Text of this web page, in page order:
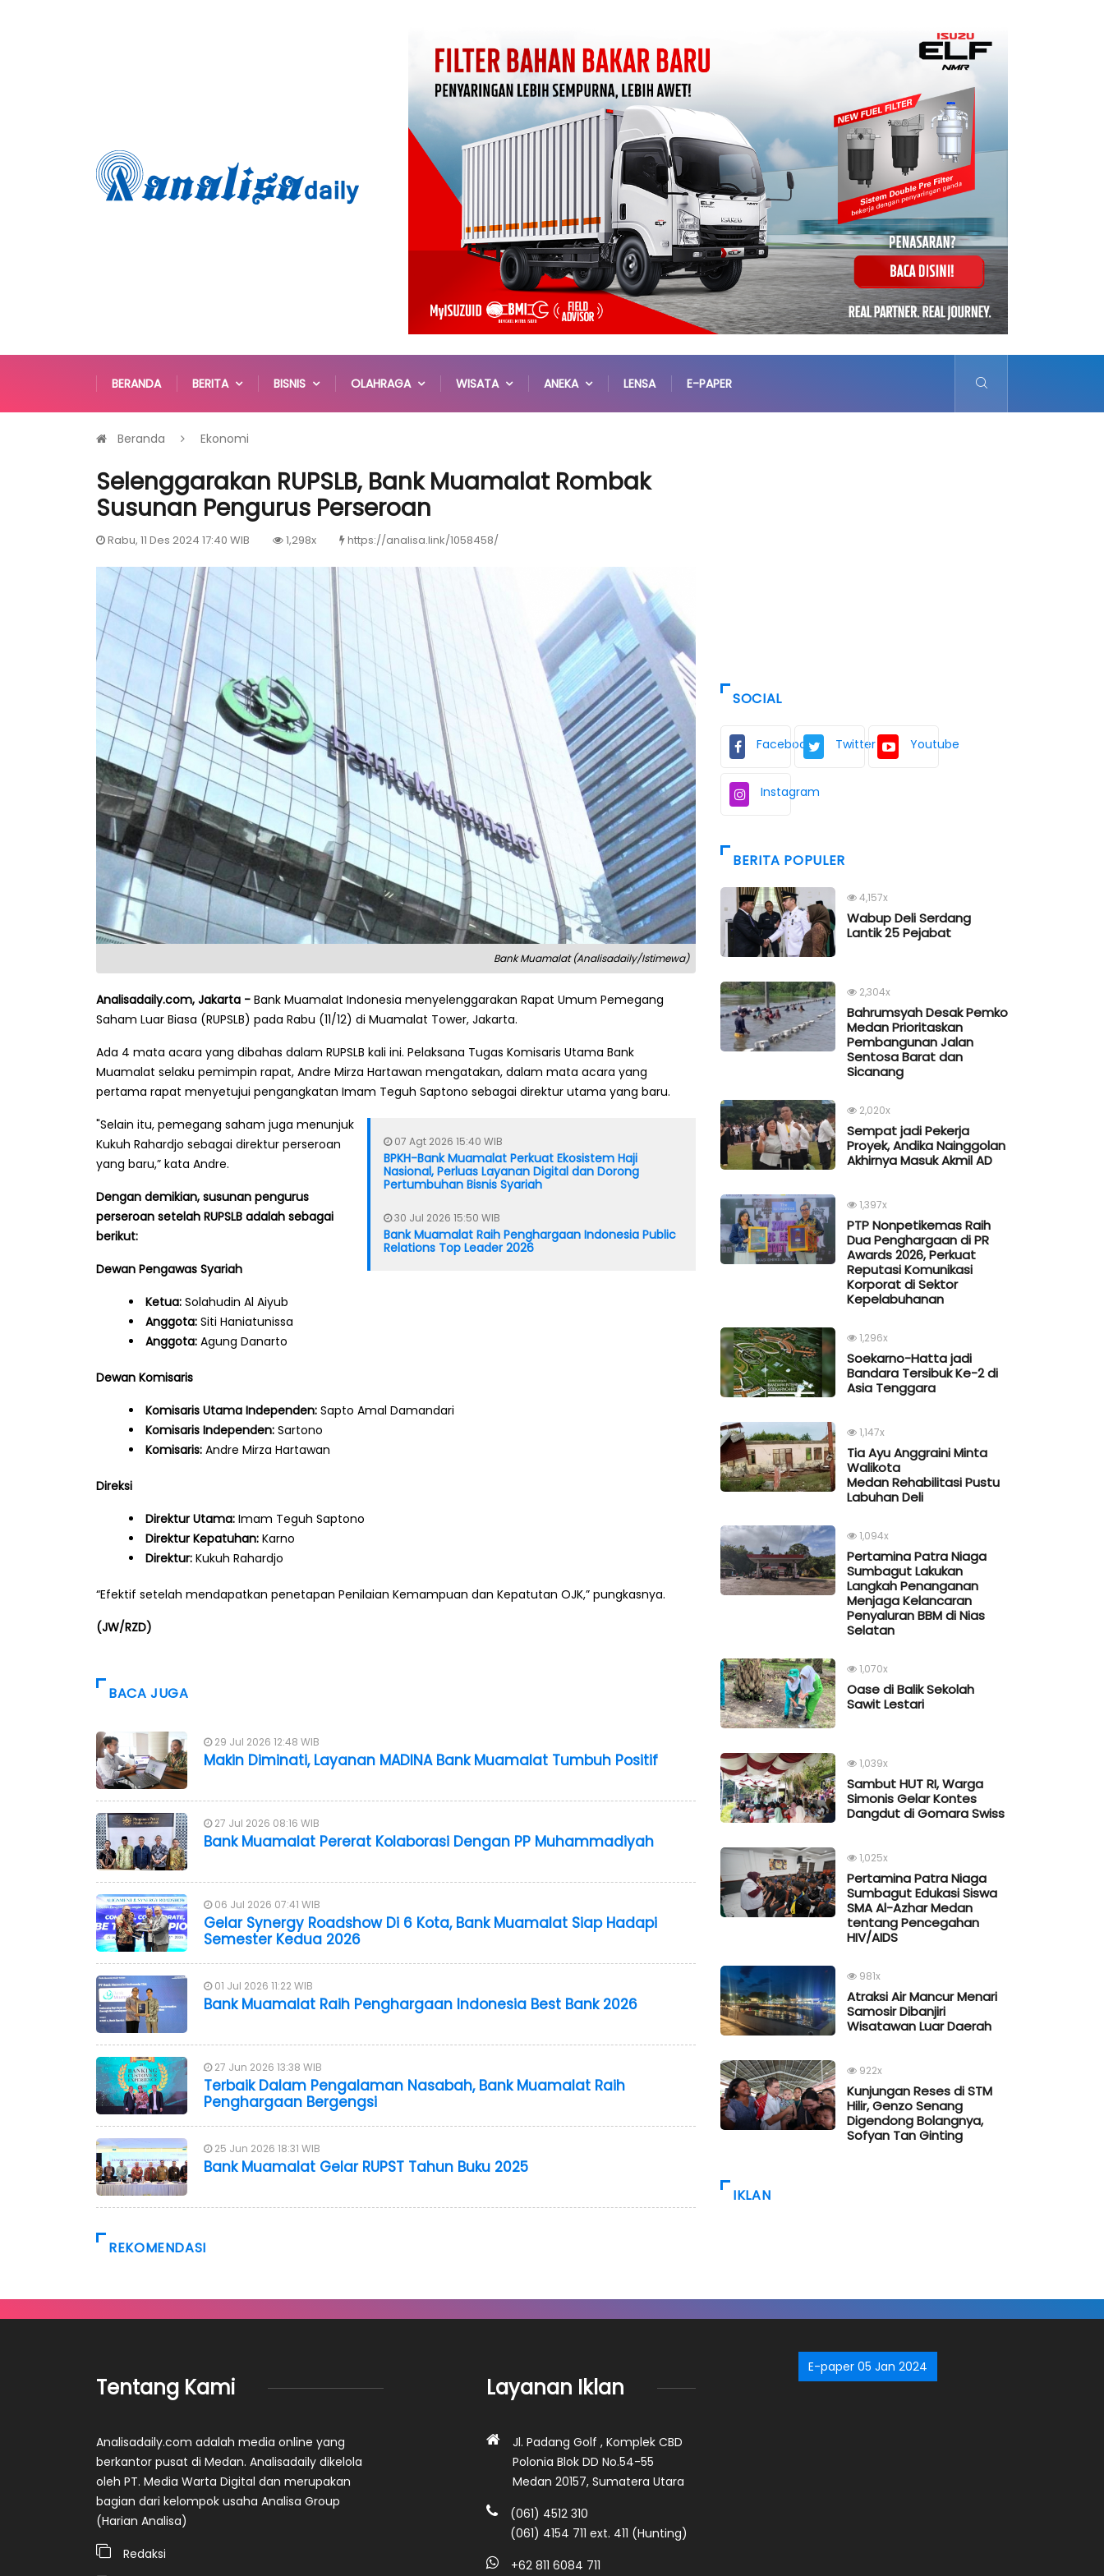
BERANDA BERITA BISNIS OLAHRAGA WISATA ANEKA LENSA E-PAPER
Beranda Ekonomi
Selenggarakan RUPSLB, Bank Muamalat Rombak
Susunan Pengurus Perseroan
Rabu, 11 Des 2024 17:40 WIB 1,298x https://analisa.link/1058458/
Bank Muamalat (Analisadaily/Istimewa)
Analisadaily.com, Jakarta - Bank Muamalat Indonesia menyelenggarakan Rapat Umum Pemegang
Saham Luar Biasa (RUPSLB) pada Rabu (11/12) di Muamalat Tower, Jakarta.
Ada 4 mata acara yang dibahas dalam RUPSLB kali ini. Pelaksana Tugas Komisaris Utama Bank
Muamalat selaku pemimpin rapat, Andre Mirza Hartawan mengatakan, dalam mata acara yang
pertama rapat menyetujui pengangkatan Imam Teguh Saptono sebagai direktur utama yang baru.
07 Agt 2026 15:40 WIB
BPKH-Bank Muamalat Perkuat Ekosistem Haji
Nasional, Perluas Layanan Digital dan Dorong
Pertumbuhan Bisnis Syariah
30 Jul 2026 15:50 WIB
Bank Muamalat Raih Penghargaan Indonesia Public
Relations Top Leader 2026
"Selain itu, pemegang saham juga menunjuk
Kukuh Rahardjo sebagai direktur perseroan
yang baru,” kata Andre.
Dengan demikian, susunan pengurus
perseroan setelah RUPSLB adalah sebagai
berikut:
Dewan Pengawas Syariah
Ketua: Solahudin Al Aiyub
Anggota: Siti Haniatunissa
Anggota: Agung Danarto
Dewan Komisaris
Komisaris Utama Independen: Sapto Amal Damandari
Komisaris Independen: Sartono
Komisaris: Andre Mirza Hartawan
Direksi
Direktur Utama: Imam Teguh Saptono
Direktur Kepatuhan: Karno
Direktur: Kukuh Rahardjo
“Efektif setelah mendapatkan penetapan Penilaian Kemampuan dan Kepatutan OJK,” pungkasnya.
(JW/RZD)
BACA JUGA
29 Jul 2026 12:48 WIB
Makin Diminati, Layanan MADINA Bank Muamalat Tumbuh Positif
27 Jul 2026 08:16 WIB
Bank Muamalat Pererat Kolaborasi Dengan PP Muhammadiyah
06 Jul 2026 07:41 WIB
Gelar Synergy Roadshow Di 6 Kota, Bank Muamalat Siap Hadapi
Semester Kedua 2026
01 Jul 2026 11:22 WIB
Bank Muamalat Raih Penghargaan Indonesia Best Bank 2026
27 Jun 2026 13:38 WIB
Terbaik Dalam Pengalaman Nasabah, Bank Muamalat Raih
Penghargaan Bergengsi
25 Jun 2026 18:31 WIB
Bank Muamalat Gelar RUPST Tahun Buku 2025
REKOMENDASI
SOCIAL
Facebook Twitter Youtube
Instagram
BERITA POPULER
4,157x
Wabup Deli Serdang
Lantik 25 Pejabat
2,304x
Bahrumsyah Desak Pemko
Medan Prioritaskan
Pembangunan Jalan
Sentosa Barat dan
Sicanang
2,020x
Sempat jadi Pekerja
Proyek, Andika Nainggolan
Akhirnya Masuk Akmil AD
1,397x
PTP Nonpetikemas Raih
Dua Penghargaan di PR
Awards 2026, Perkuat
Reputasi Komunikasi
Korporat di Sektor
Kepelabuhanan
1,296x
Soekarno-Hatta jadi
Bandara Tersibuk Ke-2 di
Asia Tenggara
1,147x
Tia Ayu Anggraini Minta
Walikota
Medan Rehabilitasi Pustu
Labuhan Deli
1,094x
Pertamina Patra Niaga
Sumbagut Lakukan
Langkah Penanganan
Menjaga Kelancaran
Penyaluran BBM di Nias
Selatan
1,070x
Oase di Balik Sekolah
Sawit Lestari
1,039x
Sambut HUT RI, Warga
Simonis Gelar Kontes
Dangdut di Gomara Swiss
1,025x
Pertamina Patra Niaga
Sumbagut Edukasi Siswa
SMA Al-Azhar Medan
tentang Pencegahan
HIV/AIDS
981x
Atraksi Air Mancur Menari
Samosir Dibanjiri
Wisatawan Luar Daerah
922x
Kunjungan Reses di STM
Hilir, Genzo Senang
Digendong Bolangnya,
Sofyan Tan Ginting
IKLAN
Tentang Kami
Analisadaily.com adalah media online yang
berkantor pusat di Medan. Analisadaily dikelola
oleh PT. Media Warta Digital dan merupakan
bagian dari kelompok usaha Analisa Group
(Harian Analisa)
Redaksi
Layanan Iklan
Jl. Padang Golf , Komplek CBD
Polonia Blok DD No.54-55
Medan 20157, Sumatera Utara
(061) 4512 310
(061) 4154 711 ext. 411 (Hunting)
+62 811 6084 711
E-paper 05 Jan 2024